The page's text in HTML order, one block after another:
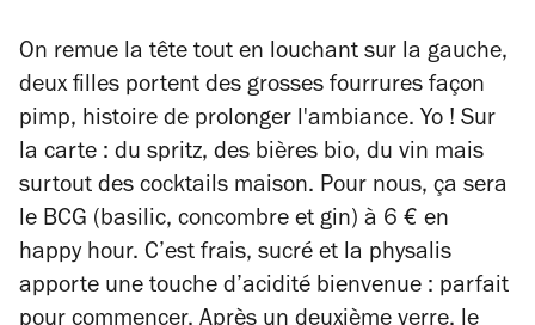
On remue la tête tout en louchant sur la gauche,
deux filles portent des grosses fourrures façon
pimp, histoire de prolonger l'ambiance. Yo ! Sur
la carte : du spritz, des bières bio, du vin mais
surtout des cocktails maison. Pour nous, ça sera
le BCG (basilic, concombre et gin) à 6 € en
happy hour. C’est frais, sucré et la physalis
apporte une touche d’acidité bienvenue : parfait